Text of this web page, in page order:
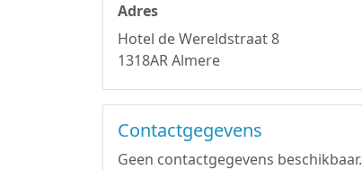
Adres
Hotel de Wereldstraat 8
1318AR Almere
Contactgegevens
Geen contactgegevens beschikbaar.